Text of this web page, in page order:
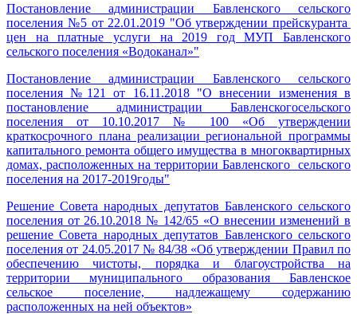
Постановление администрации Бавленского сельского
поселения №5 от 22.01.2019 "Об утверждении прейскуранта
цен на платные услуги на 2019 год МУП Бавленского
сельского поселения «Водоканал»"
Постановление администрации Бавленского сельского
поселения №121 от 16.11.2018 "О внесении изменения в
постановление администрации Бавленскогосельского
поселения от 10.10.2017 № 100 «Об утверждении
краткосрочного плана реализации региональной программы
капитального ремонта общего имущества в многоквартирных
домах, расположенных на территории Бавленского сельского
поселения на 2017-2019годы"
Решение Совета народных депутатов Бавленского сельского
поселения от 26.10.2018 № 142/65 «О внесении изменений в
решение Совета народных депутатов Бавленского сельского
поселения от 24.05.2017 № 84/38 «Об утверждении Правил по
обеспечению чистоты, порядка и благоустройства на
территории муниципального образования Бавленское
сельское поселение, надлежащему содержанию
расположенных на ней объектов»